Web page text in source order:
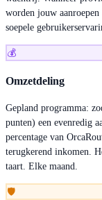
worden jouw
soepele
💰
Omzetdeling
Gepland programma:
punten) een evenredig
percentage van
terugkerend inkomen.
taart. Elke maand.
🛡